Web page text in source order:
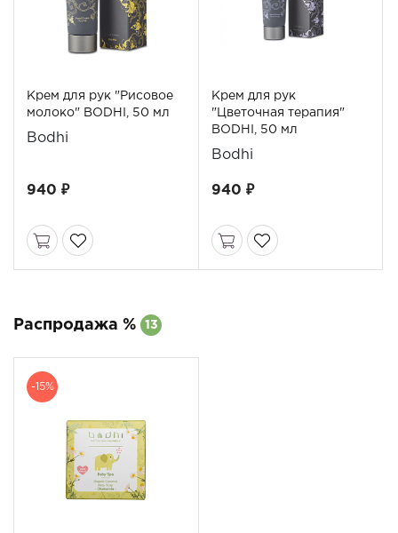
Крем для рук "Рисовое
молоко" BODHI, 50 мл
Bodhi
940 ₽
Крем для рук
"Цветочная терапия"
BODHI, 50 мл
Bodhi
940 ₽
Распродажа % 13
-15%